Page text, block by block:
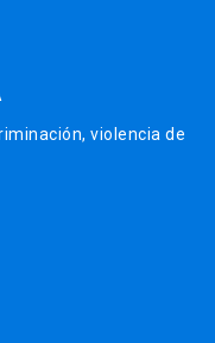
violencia de